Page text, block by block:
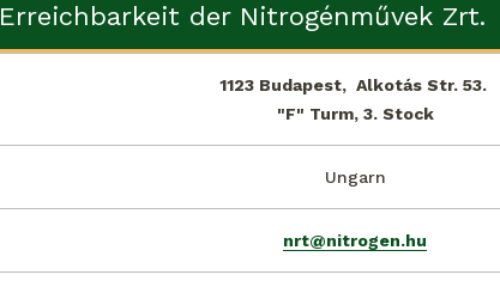
Erreichbarkeit der Nitrogénművek Zrt.
1123 Budapest,  Alkotás Str. 53.
"F" Turm, 3. Stock
Ungarn
nrt@nitrogen.hu